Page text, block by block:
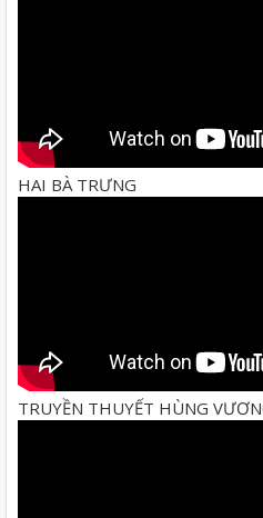
HAI BÀ TRƯNG
TRUYỀN THUYẾT HÙNG